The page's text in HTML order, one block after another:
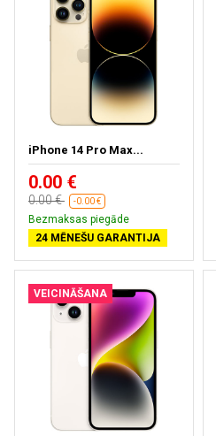
iPhone 14 Pro Max...
0.00 €
0.00 € -0.00 €
Bezmaksas piegāde
24 MĒNEŠU GARANTIJA
VEICINĀŠANA